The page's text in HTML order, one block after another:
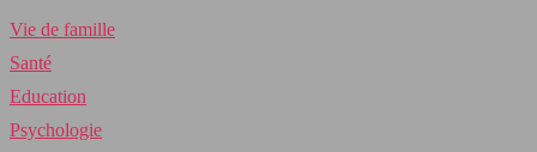
Vie de famille
Santé
Education
Psychologie